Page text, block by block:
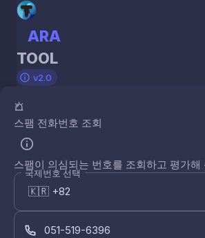
ARA
TOOL
v2.0
스팸 전화번호 조회
스팸이 의심되는 번호를 조회하고 평가해
국제번호 선택